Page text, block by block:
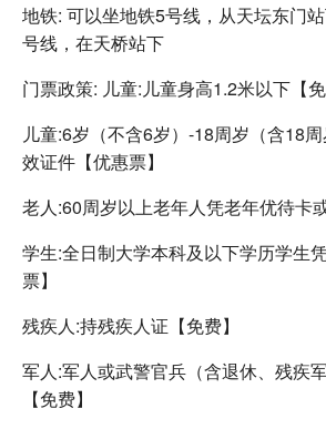
地铁: 可以坐地铁5号线，从天坛东门
号线，在天桥站下
门票政策: 儿童:儿童身高1.2米以下【免
儿童:6岁（不含6岁）-18周岁（含18
效证件【优惠票】
老人:60周岁以上老年人凭老年优待卡
学生:全日制大学本科及以下学历学生
票】
残疾人:持残疾人证【免费】
军人:军人或武警官兵（含退休、残疾
【免费】